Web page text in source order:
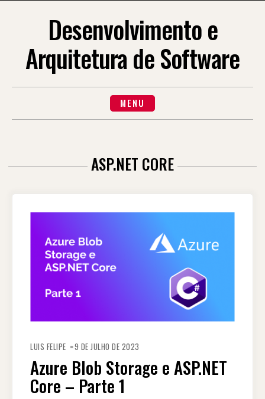
Desenvolvimento e
Arquitetura de Software
MENU
ASP.NET CORE
LUIS FELIPE 9 DE JULHO DE 2023
Azure Blob Storage e ASP.NET
Core – Parte 1